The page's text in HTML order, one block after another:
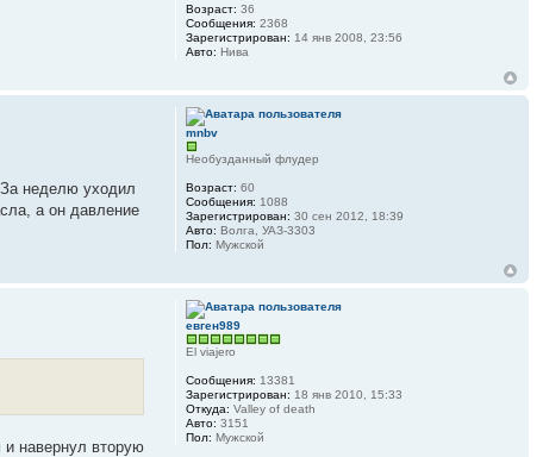
Возраст: 36
Сообщения: 2368
Зарегистрирован: 14 янв 2008, 23:56
Авто: Нива
За неделю уходил
а он давление
mnbv
Необузданный флудер
Возраст: 60
Сообщения: 1088
Зарегистрирован: 30 сен 2012, 18:39
Авто: Волга, УАЗ-3303
Пол: Мужской
и навернул вторую
евген989
El viajero
Сообщения: 13381
Зарегистрирован: 18 янв 2010, 15:33
Откуда: Valley of death
Авто: 3151
Пол: Мужской